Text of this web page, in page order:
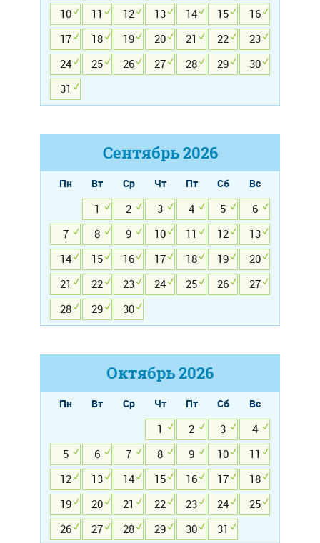
10
11 12 13 14 15
16
17
18 19 20 21 22
23
24
25 26 27 28 29
30
31
Сентябрь2026
Пн Вт Ср Чт Пт Сб
Вс
1
2 3 4 5
6
7
8 9 10 11 12
13
14
15 16 17 18 19
20
21
22 23 24 25 26
27
28
29 30
Октябрь2026
Пн Вт Ср Чт Пт Сб
Вс
1
2 3
4
5
6 7 8 9 10
11
12
13 14 15 16 17
18
19
20 21 22 23 24
25
26
27 28 29 30 31